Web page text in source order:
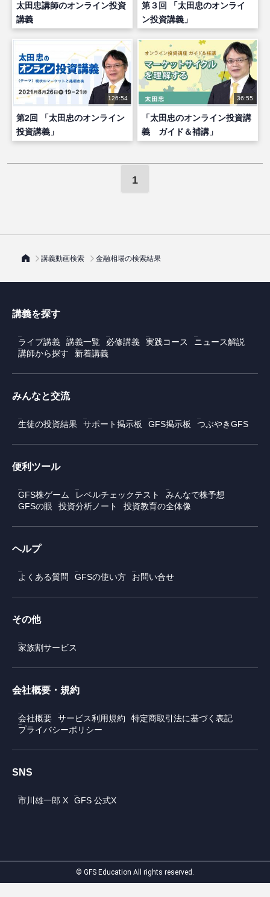
太田忠講師のオンライン投資
講義
第３回 「太田忠のオンライ
ン投資講義」
126:54
第2回 「太田忠のオンライン
投資講義」
36:55
「太田忠のオンライン投資講
義 ガイド＆補講」
1
講義動画検索 金融相場の検索結果
講義を探す
ライブ講義 講義一覧 必修講義 実践コース
ニュース解説
講師から探す
新着講義
みんなと交流
生徒の投資結果 サポート掲示板 GFS掲示板 つぶやきGFS
便利ツール
GFS株ゲーム レベルチェックテスト
みんなで株予想
GFSの眼
投資分析ノート 投資教育の全体像
ヘルプ
よくある質問 GFSの使い方 お問い合せ
その他
家族割サービス
会社概要・規約
会社概要 サービス利用規約
特定商取引法に基づく表記
プライバシーポリシー
SNS
市川雄一郎 X GFS 公式X
© GFS Education All rights reserved.